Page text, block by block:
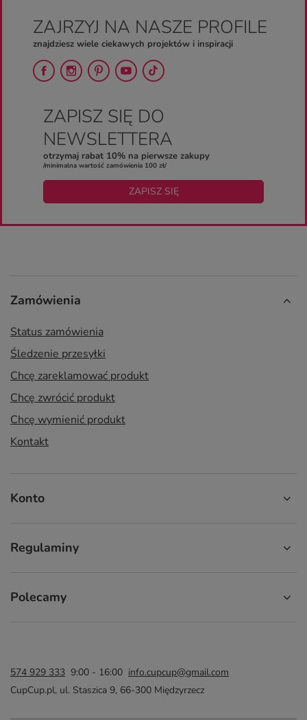
ZAJRZYJ NA NASZE PROFILE
znajdziesz wiele ciekawych projektów i inspiracji
ZAPISZ SIĘ DO
NEWSLETTERA
otrzymaj rabat 10% na pierwsze zakupy
/minimalna wartość zamówienia 100 zł/
ZAPISZ SIĘ
Zamówienia
Status zamówienia
Śledzenie przesyłki
Chcę zareklamować produkt
Chcę zwrócić produkt
Chcę wymienić produkt
Kontakt
Konto
Regulaminy
Polecamy
574 929 333 9:00 - 16:00 info.cupcup@gmail.com
CupCup.pl, ul. Staszica 9, 66-300 Międzyrzecz